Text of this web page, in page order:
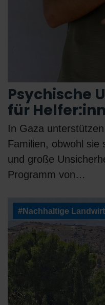
Psychische
für
In Gaza
Familien, obwohl sie
und große
Programm von…
#Nachhaltige